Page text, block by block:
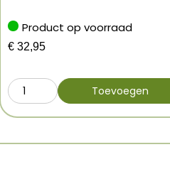
Product op voorraad
€ 32,95
Toevoegen